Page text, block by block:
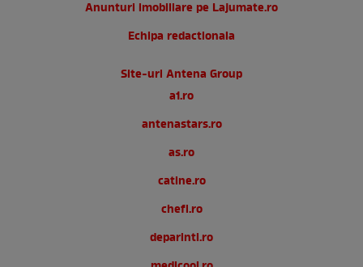
Anunturi imobiliare pe Lajumate.ro
Echipa redactionala
Site-uri Antena Group
a1.ro
antenastars.ro
as.ro
catine.ro
chefi.ro
deparinti.ro